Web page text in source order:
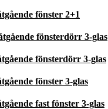
fönster 2+1
fönsterdörr 3-glas
fönsterdörr 3-glas
fönster 3-glas
fast fönster 3-glas